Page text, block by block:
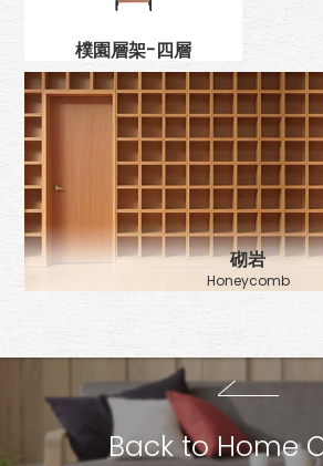
樸園層架-四層
砌岩
Honeycomb
Back to Home